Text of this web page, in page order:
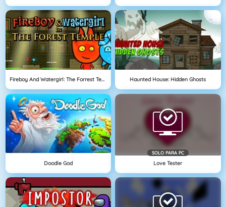
Fireboy And Watergirl: The Forrest Temple Haunted House: Hidden Ghosts
Doodle God
SOLO PARA PC
Love Tester